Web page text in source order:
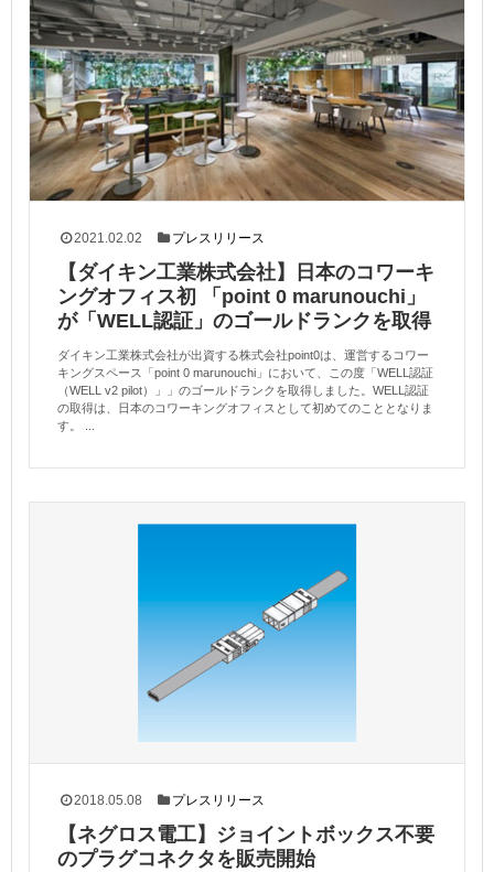
2021.02.02 プレスリリース
【ダイキン工業株式会社】日本のコワーキ
ングオフィス初 「point 0 marunouchi」
が「WELL認証」のゴールドランクを取得
ダイキン工業株式会社が出資する株式会社point0は、運営するコワー
キングスペース「point 0 marunouchi」において、この度「WELL認証
（WELL v2 pilot）」」のゴールドランクを取得しました。WELL認証
の取得は、日本のコワーキングオフィスとして初めてのこととなりま
す。 ...
2018.05.08 プレスリリース
【ネグロス電工】ジョイントボックス不要
のプラグコネクタを販売開始